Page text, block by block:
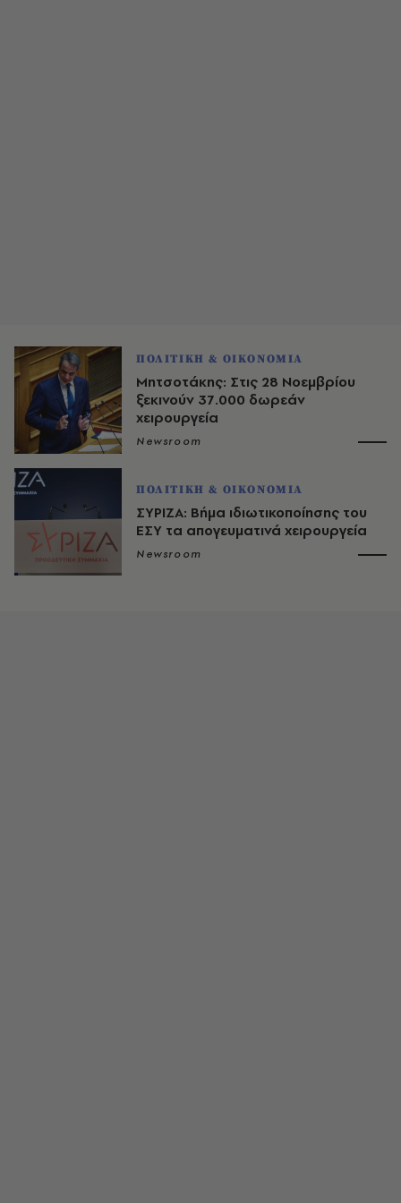
ΠΟΛΙΤΙΚΗ & ΟΙΚΟΝΟΜΙΑ
Μητσοτάκης: Στις 28 Νοεμβρίου
ξεκινούν 37.000 δωρεάν
χειρουργεία
Newsroom
ΠΟΛΙΤΙΚΗ & ΟΙΚΟΝΟΜΙΑ
ΣΥΡΙΖΑ: Βήμα ιδιωτικοποίησης του
ΕΣΥ τα απογευματινά χειρουργεία
Newsroom